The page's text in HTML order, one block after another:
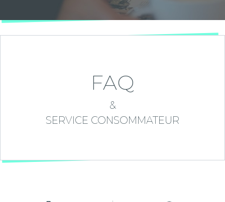
FAQ
&
SERVICE CONSOMMATEUR